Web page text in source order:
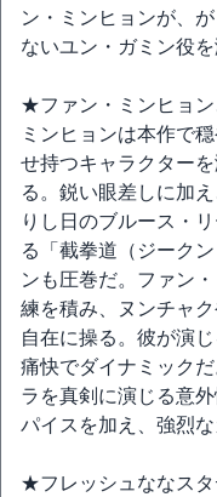
ン・ミンヒョンが、
ないユン・ガミン役を
★ファン・ミンヒョン
ミンヒョンは本作で
せ持つキャラクター
る。鋭い眼差しに加
りし日のブルース・
る「截拳道（ジーク
ンも圧巻だ。ファン
練を積み、ヌンチャ
自在に操る。彼が演
痛快でダイナミック
ラを真剣に演じる意
パイスを加え、強烈な
★フレッシュななス